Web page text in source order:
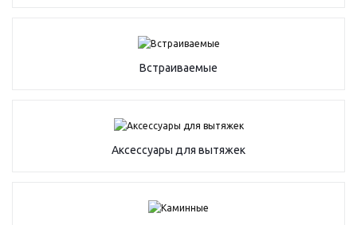
Встраиваемые
Аксессуары для вытяжек